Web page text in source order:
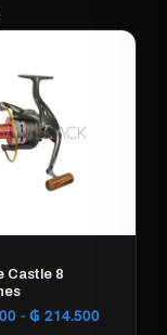
Castle 8
- ₲ 214.500Rango